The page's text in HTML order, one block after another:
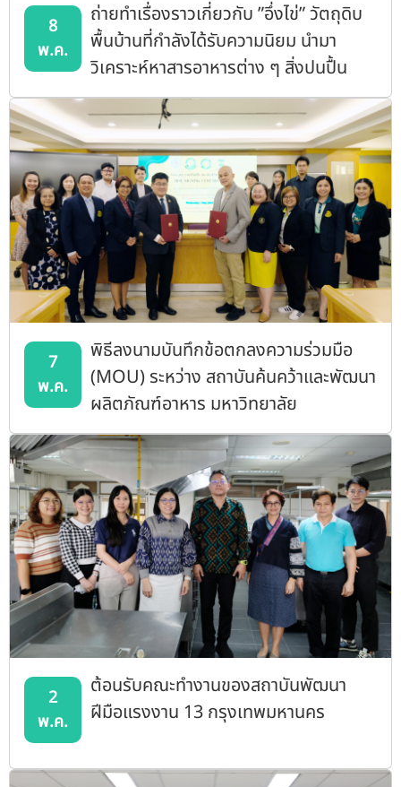
8
พ.ค.
ถ่ายทำเรื่องราวเกี่ยวกับ ”อึ่งไข่” วัตถุดิบ
พื้นบ้านที่กำลังได้รับความนิยม นำมา
วิเคราะห์หาสารอาหารต่าง ๆ สิ่งปนปื้น
7
พ.ค.
พิธีลงนามบันทึกข้อตกลงความร่วมมือ
(MOU) ระหว่าง สถาบันค้นคว้าและพัฒนา
ผลิตภัณฑ์อาหาร มหาวิทยาลัย
เกษตรศาสตร์ และ คณะเทคโนโลยีชีวภาพ
มหาวิทยาลัยอัสสัมชัญ
2
พ.ค.
ต้อนรับคณะทำงานของสถาบันพัฒนา
ฝีมือแรงงาน 13 กรุงเทพมหานคร